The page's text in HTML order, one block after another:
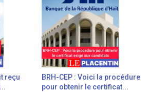
reçu
BRH-CEP : Voici la procédure
pour obtenir le certificat...